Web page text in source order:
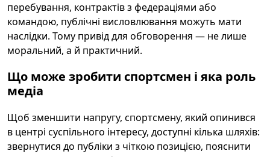
перебування, контрактів з федераціями або
командою, публічні висловлювання можуть мати
наслідки. Тому привід для обговорення — не лише
моральний, а й практичний.
Що може зробити спортсмен і яка роль
медіа
Щоб зменшити напругу, спортсмену, який опинився
в центрі суспільного інтересу, доступні кілька шляхів:
звернутися до публіки з чіткою позицією, пояснити